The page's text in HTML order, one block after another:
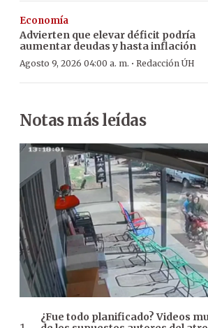
Economía
Advierten que elevar déficit podría
aumentar deudas y hasta inflación
Agosto 9, 2026 04:00 a. m. · Redacción ÚH
Notas más leídas
¿Fue todo planificado? Videos